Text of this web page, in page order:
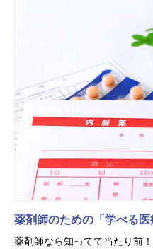
薬剤師のための「学べる医
薬剤師なら知ってて当たり前